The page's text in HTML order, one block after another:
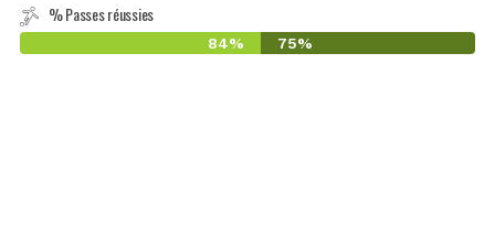
% Passes réussies
84% 75%